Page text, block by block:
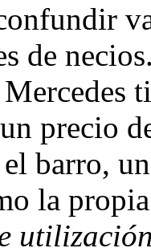
de
precio
el barro,
la